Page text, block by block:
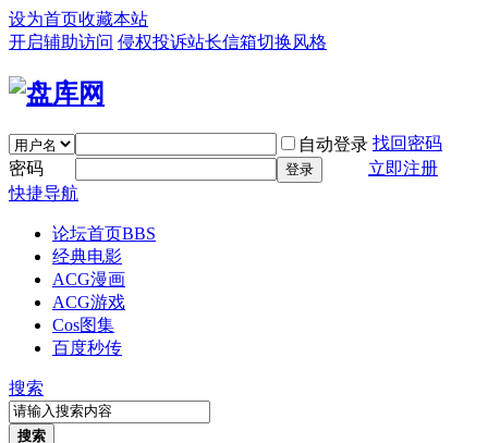
设为首页收藏本站
开启辅助访问 侵权投诉站长信箱切换风格
自动登录 找回密码
密码
登录
立即注册
快捷导航
论坛首页BBS
经典电影
ACG漫画
ACG游戏
Cos图集
百度秒传
搜索
搜索